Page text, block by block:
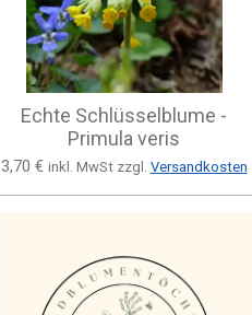
Echte Schlüsselblume -
Primula veris
3,70 € inkl. MwSt zzgl. Versandkosten